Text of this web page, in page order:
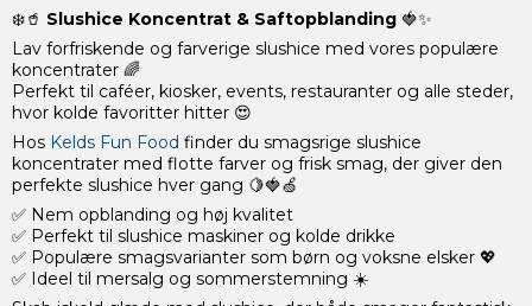
❄️🥤 Slushice Koncentrat & Saftopblanding 🍓✨
Lav forfriskende og farverige slushice med vores populære
koncentrater 🌈
Perfekt til caféer, kiosker, events, restauranter og alle steder,
hvor kolde favoritter hitter 😍
Hos Kelds Fun Food finder du smagsrige slushice
koncentrater med flotte farver og frisk smag, der giver den
perfekte slushice hver gang 🍋🍓🍏
✅ Nem opblanding og høj kvalitet
✅ Perfekt til slushice maskiner og kolde drikke
✅ Populære smagsvarianter som børn og voksne elsker 💖
✅ Ideel til mersalg og sommerstemning ☀️